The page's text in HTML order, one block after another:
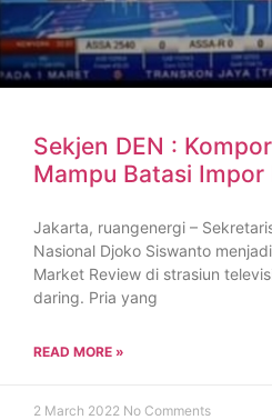
Sekjen DEN :
Mampu Batasi Impor
Jakarta, ruangenergi –
Nasional Djoko Siswanto
Market Review di strasiun
daring. Pria yang
READ MORE »
2 March 2022 No Comments